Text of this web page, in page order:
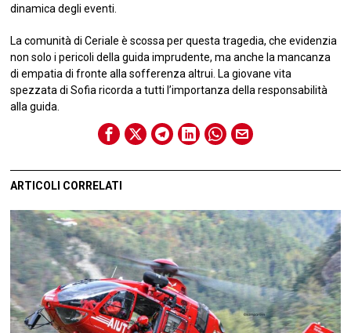
dinamica degli eventi.
La comunità di Ceriale è scossa per questa tragedia, che evidenzia
non solo i pericoli della guida imprudente, ma anche la mancanza
di empatia di fronte alla sofferenza altrui. La giovane vita
spezzata di Sofia ricorda a tutti l’importanza della responsabilità
alla guida.
ARTICOLI CORRELATI